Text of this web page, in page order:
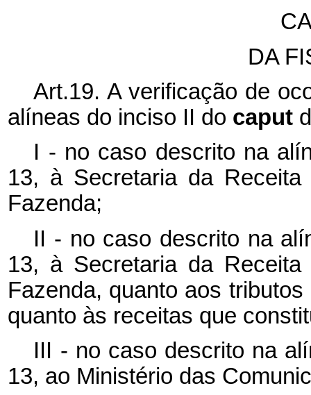
DA
Art.19. A verificação de
alíneas do inciso II do caput
I - no caso descrito na
13, à Secretaria da
Fazenda;
II - no caso descrito na
13, à Secretaria da
Fazenda, quanto aos
quanto às receitas que
III - no caso descrito na
13, ao Ministério das